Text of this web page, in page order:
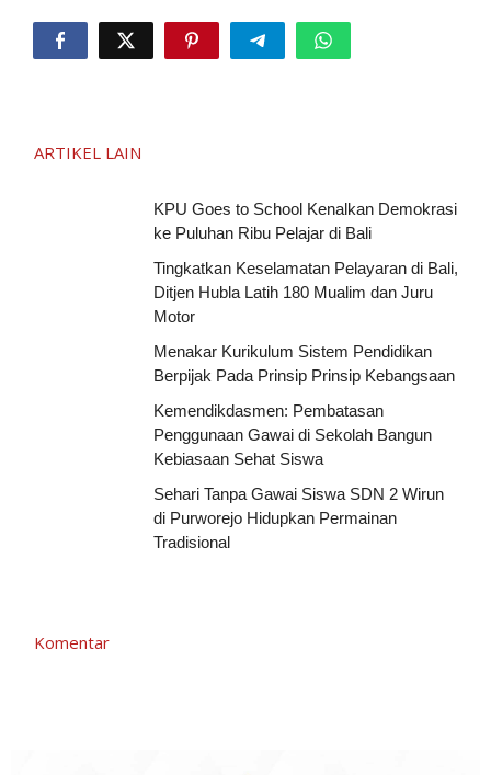
ARTIKEL LAIN
KPU Goes to School Kenalkan Demokrasi
ke Puluhan Ribu Pelajar di Bali
Tingkatkan Keselamatan Pelayaran di Bali,
Ditjen Hubla Latih 180 Mualim dan Juru
Motor
Menakar Kurikulum Sistem Pendidikan
Berpijak Pada Prinsip Prinsip Kebangsaan
Kemendikdasmen: Pembatasan
Penggunaan Gawai di Sekolah Bangun
Kebiasaan Sehat Siswa
Sehari Tanpa Gawai Siswa SDN 2 Wirun
di Purworejo Hidupkan Permainan
Tradisional
Komentar